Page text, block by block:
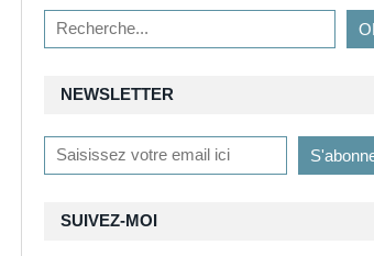
NEWSLETTER
SUIVEZ-MOI